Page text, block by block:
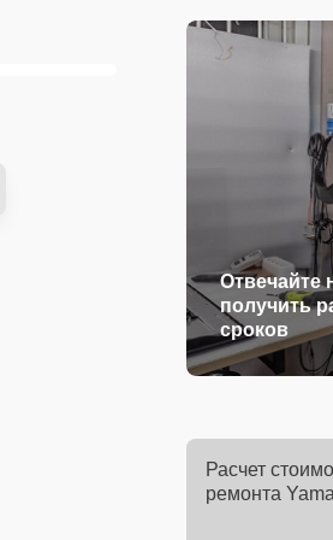
Отвечайте
получить
сроков
Расчет
ремонта